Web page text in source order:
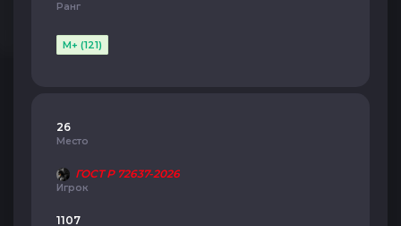
Ранг
M+ (121)
26
Место
ГОСТ Р 72637-2026
Игрок
1107